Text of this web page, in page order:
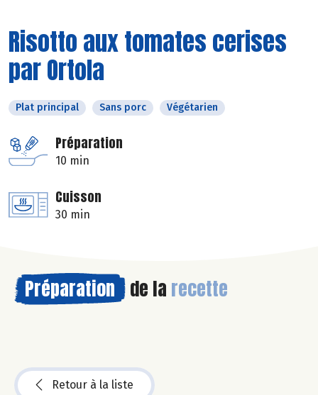
Risotto aux tomates cerises
par Ortola
Plat principal Sans porc Végétarien
Préparation
10 min
Cuisson
30 min
Préparation de la recette
Retour à la liste